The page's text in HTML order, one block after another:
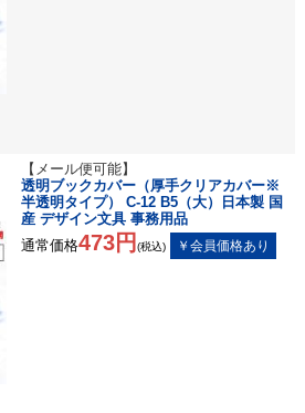
【メール便可能】
透明ブックカバー（厚手クリアカバー※
半透明タイプ） C-12 B5（大）日本製 国
産 デザイン文具 事務用品
通常価格473円 (税込)